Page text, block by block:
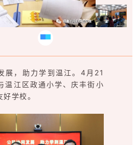
展，助力学到温江。4月21
温江区政通小学、庆丰街小
学校。